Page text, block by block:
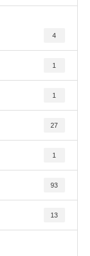
4
1
1
27
1
93
13